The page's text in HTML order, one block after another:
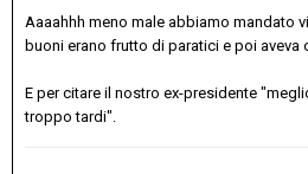
Aaaahhh meno male abbiamo mandato
buoni erano frutto di paratici e poi aveva
E per citare il nostro ex-presidente
troppo tardi".